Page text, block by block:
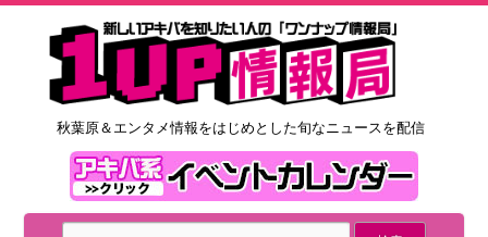
秋葉原＆エンタメ情報をはじめとした旬なニュースを配信